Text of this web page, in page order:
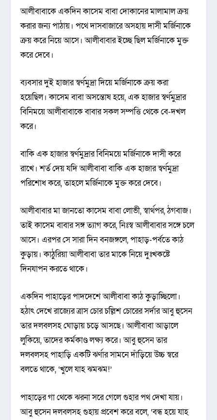
আলীবাবাকে একদিন কাসেম বাবা দোকানের মালামাল ক্রয়
করার জন্য পাঠায়। পথে দাসবাজারে অসহায় দাসী মর্জিনাকে
ক্রয় করে নিয়ে আসে। আলীবাবার ইচ্ছে ছিল মর্জিনাকে মুক্ত
করে দেবে।
ব্যবসার দুই হাজার স্বর্ণমুদ্রা দিয়ে মর্জিনাকে ক্রয় করা
হয়েছিল। কাসেম বাবা অসন্তোষ হয়ে, এক হাজার স্বর্ণমুদ্রার
বিনিময়ে আলীবাবাকে বাবার সকল সম্পত্তি থেকে বে-দখল
করে।
বাকি এক হাজার স্বর্ণমুদ্রার বিনিময়ে মর্জিনাকে দাসী করে
রাখে। শর্ত দেয় যদি আলীবাবা বাকি এক হাজার স্বর্ণমুদ্রা
পরিশোধ করে, তাহলে মর্জিনাকে মুক্ত করে দেবে।
আলীবাবার মা জানতো কাসেম বাবা লোভী, স্বার্থপর, ঠগবাজ।
তাই কাসেম বাবার সঙ্গ ত্যাগ করে, নিঃস্ব আলীবাবার সঙ্গে চলে
আসে। এরপর সে সারা দিন বনজঙ্গলে, পাহাড়-পর্বতে কাঠ
কুড়ায়। কাঠুরিয়া আলীবাবা তার মাকে নিয়ে দুঃখকষ্টে
দিনযাপন করতে থাকে।
একদিন পাহাড়ের পাদদেশে আলীবাবা কাঠ কুড়াচ্ছিলো।
হঠাৎ দেখে রাজ্যের ত্রাস চোর চল্লিশ চোরের সর্দার আবু হুসেন
তার দলবলসহ ঘোড়ায় চড়ে আসছে। আলীবাবা আড়ালে
লুকিয়ে, তাদের কর্মকাণ্ড লক্ষ্য করে। আবু হুসেন তার
দলবলসহ পাহাড়ি একটি ঝর্ণার সামনে দাঁড়িয়ে উচ্চ স্বরে
বলতে থাকে, ‘খুলে যাহ ঝমঝম!’
পাহাড়ের গা থেকে ঝরনা সরে গেলে গুহার পথ দেখা যায়।
আবু হুসেন দলবলসহ গুহায় প্রবেশ করে বলে, ‘বন্ধ হয়ে যাহ